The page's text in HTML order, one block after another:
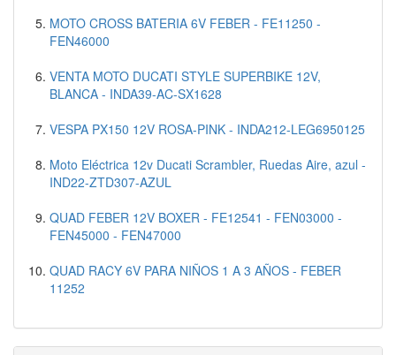
MOTO CROSS BATERIA 6V FEBER - FE11250 -
FEN46000
VENTA MOTO DUCATI STYLE SUPERBIKE 12V,
BLANCA - INDA39-AC-SX1628
VESPA PX150 12V ROSA-PINK - INDA212-LEG6950125
Moto Eléctrica 12v Ducati Scrambler, Ruedas Aire, azul -
IND22-ZTD307-AZUL
QUAD FEBER 12V BOXER - FE12541 - FEN03000 -
FEN45000 - FEN47000
QUAD RACY 6V PARA NIÑOS 1 A 3 AÑOS - FEBER
11252